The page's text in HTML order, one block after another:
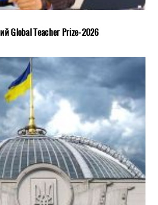
Global Teacher Prize-2026